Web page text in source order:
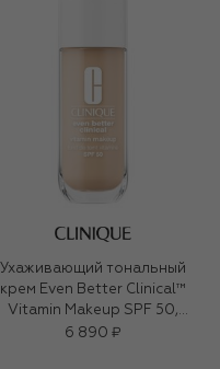
Ухаживающий тональный
крем Even Better Clinical™
Vitamin Makeup SPF 50,
оттенок Light Cool 2 (30ml)
6 890 ₽